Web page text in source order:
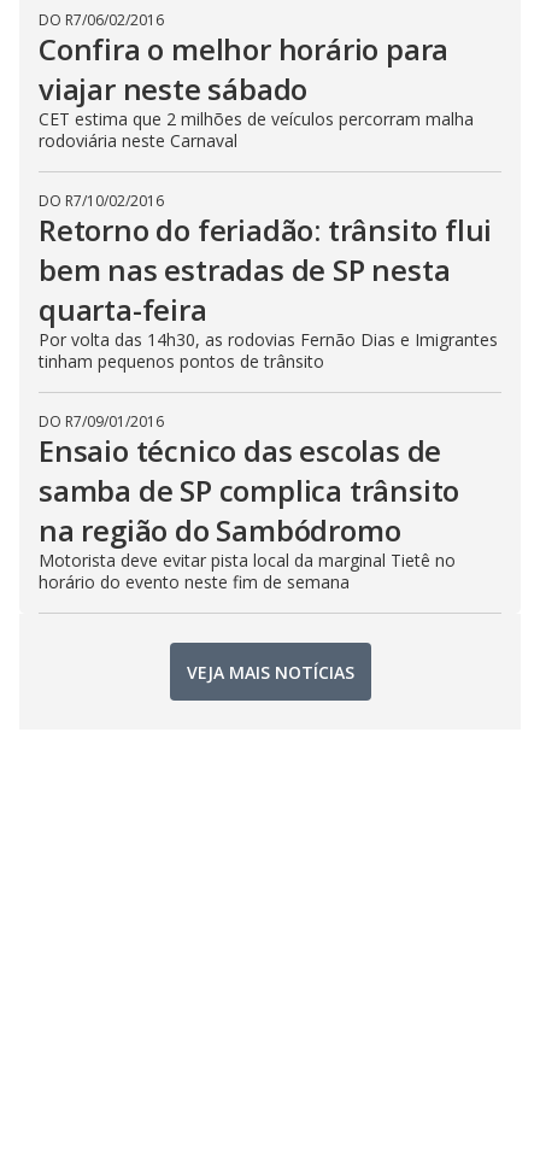
DO R7/06/02/2016
Confira o melhor horário para
viajar neste sábado
CET estima que 2 milhões de veículos percorram malha
rodoviária neste Carnaval
DO R7/10/02/2016
Retorno do feriadão: trânsito flui
bem nas estradas de SP nesta
quarta-feira
Por volta das 14h30, as rodovias Fernão Dias e Imigrantes
tinham pequenos pontos de trânsito
DO R7/09/01/2016
Ensaio técnico das escolas de
samba de SP complica trânsito
na região do Sambódromo
Motorista deve evitar pista local da marginal Tietê no
horário do evento neste fim de semana
VEJA MAIS NOTÍCIAS